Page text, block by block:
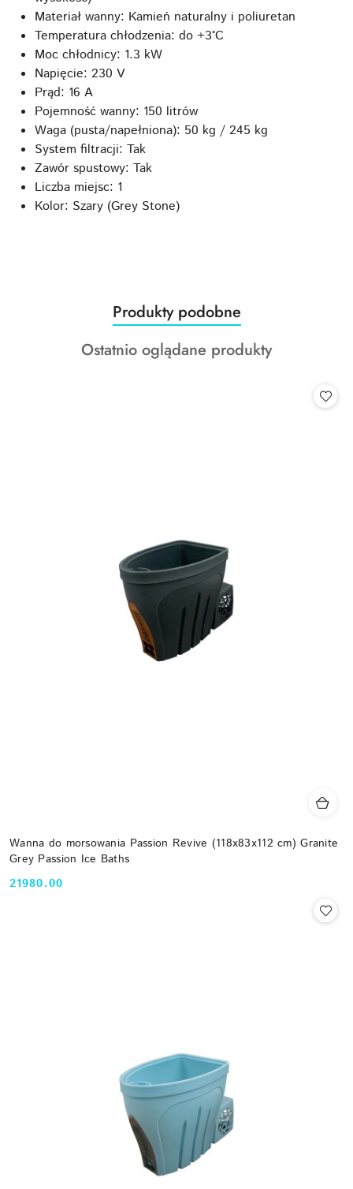
Materiał wanny: Kamień naturalny i poliuretan
Temperatura chłodzenia: do +3°C
Moc chłodnicy: 1.3 kW
Napięcie: 230 V
Prąd: 16 A
Pojemność wanny: 150 litrów
Waga (pusta/napełniona): 50 kg / 245 kg
System filtracji: Tak
Zawór spustowy: Tak
Liczba miejsc: 1
Kolor: Szary (Grey Stone)
Pomiń karuzelę produktów
Produkty
o
statusie:
Produkty podobne
Produkty
Ostatnio oglądane produkty
Wanna do morsowania Passion Revive (118x83x112 cm) Granite
Grey Passion Ice Baths
Cena:
21980.00